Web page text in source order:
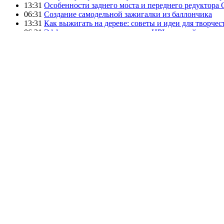
13:31 Особенности заднего моста и переднего редуктора
06:31 Создание самодельной зажигалки из баллончика
13:31 Как выжигать на дереве: советы и идеи для
06:31 Эффективные методы распила HPL панелей для